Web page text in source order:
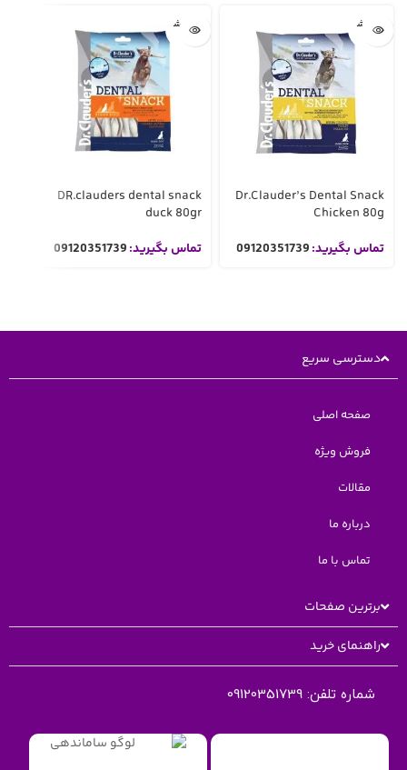
تمام ش
ده
Dr.Clauder’s Dental Snack
Chicken 80g
تماس بگیرید:09120351739
تمام ش
ده
DR.clauders dental snack
duck 80gr
تماس بگیرید:09120351739
دسترسی سریع
صفحه اصلی
فروش ویژه
مقالات
درباره ما
تماس با ما
برترین صفحات
راهنمای خرید
شماره تلفن: 09120351739